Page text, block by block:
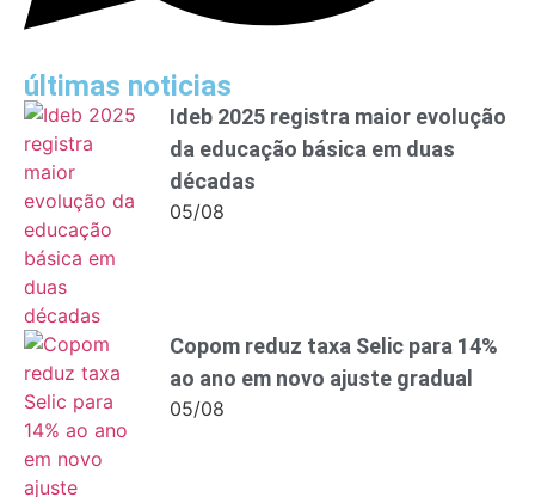
últimas noticias
Ideb 2025 registra maior evolução
da educação básica em duas
décadas
05/08
Copom reduz taxa Selic para 14%
ao ano em novo ajuste gradual
05/08